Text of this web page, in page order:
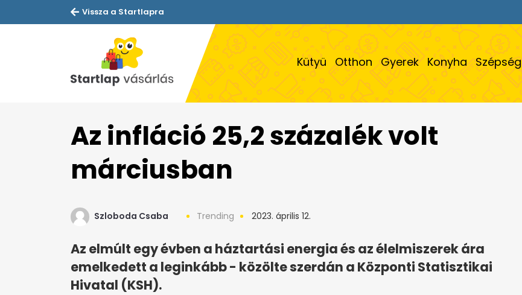
Vissza a Startlapra
Kütyü Otthon Gyerek Konyha Szépség
Az infláció 25,2 százalék volt
márciusban
Szloboda Csaba Trending 2023. április 12.
Az elmúlt egy évben a háztartási energia és az élelmiszerek ára
emelkedett a leginkább - közölte szerdán a Központi Statisztikai
Hivatal (KSH).